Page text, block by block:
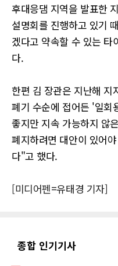
후대응댐 지역을 발표한
설명회를 진행하고 있기
겠다고 약속할 수 있는
다.
한편 김 장관은 지난해 지
폐기 수순에 접어든 '일
좋지만 지속 가능하지 않
폐지하려면 대안이 있어
다"고 했다.
[미디어펜=유태경 기자]
종합 인기기사